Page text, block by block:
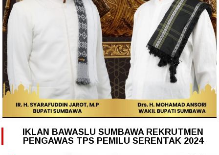
IKLAN BAWASLU SUMBAWA REKRUTMEN
PENGAWAS TPS PEMILU SERENTAK 2024